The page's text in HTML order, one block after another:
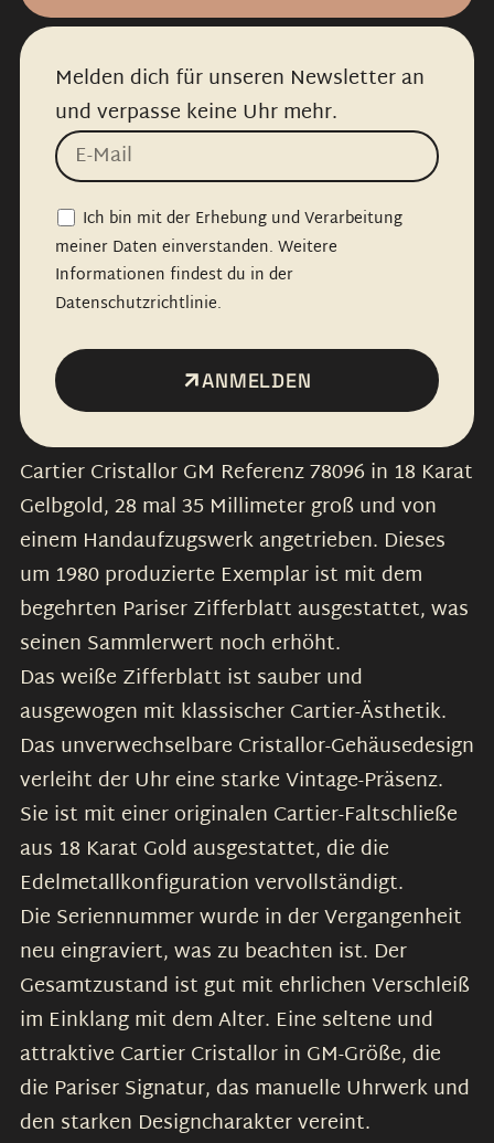
Melden dich für unseren Newsletter an
und verpasse keine Uhr mehr.
Ich bin mit der Erhebung und Verarbeitung
meiner Daten einverstanden. Weitere
Informationen findest du in der
Datenschutzrichtlinie.
ANMELDEN
Cartier Cristallor GM Referenz 78096 in 18 Karat
Gelbgold, 28 mal 35 Millimeter groß und von
einem Handaufzugswerk angetrieben. Dieses
um 1980 produzierte Exemplar ist mit dem
begehrten Pariser Zifferblatt ausgestattet, was
seinen Sammlerwert noch erhöht.
Das weiße Zifferblatt ist sauber und
ausgewogen mit klassischer Cartier-Ästhetik.
Das unverwechselbare Cristallor-Gehäusedesign
verleiht der Uhr eine starke Vintage-Präsenz.
Sie ist mit einer originalen Cartier-Faltschließe
aus 18 Karat Gold ausgestattet, die die
Edelmetallkonfiguration vervollständigt.
Die Seriennummer wurde in der Vergangenheit
neu eingraviert, was zu beachten ist. Der
Gesamtzustand ist gut mit ehrlichen Verschleiß
im Einklang mit dem Alter. Eine seltene und
attraktive Cartier Cristallor in GM-Größe, die
die Pariser Signatur, das manuelle Uhrwerk und
den starken Designcharakter vereint.